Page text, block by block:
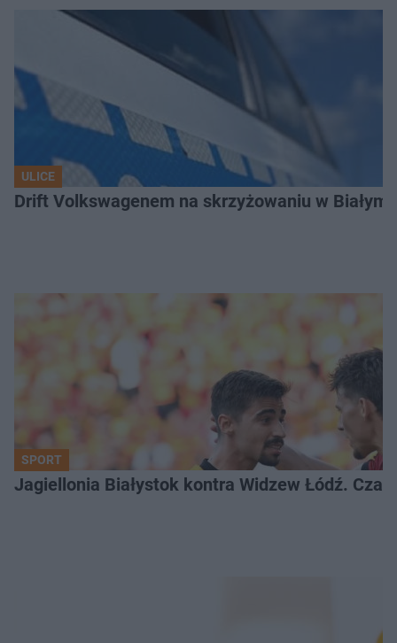
ULICE
Drift Volkswagenem na skrzyżowaniu w
SPORT
Jagiellonia Białystok kontra Widzew Łódź.